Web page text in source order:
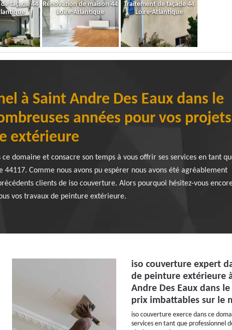
façade 44 Rénovation de maison 44
Loire-Atlantique
Traitement de façade 44
Loire-Atlantique
à Saint Andre Des Eaux dans le
années pour vos projets
extérieure
domaine et consacre son temps à vous offrir ses services en tant
Comme nous avons pu espérer nous avons été agréablement
clients de iso couverture. Alors pourquoi hésitez-vous
vos travaux de peinture extérieure.
iso couverture expert
de peinture extérieure
Andre Des Eaux dans
prix imbattables sur le
iso couverture exerce dans ce
services en tant que professionnel